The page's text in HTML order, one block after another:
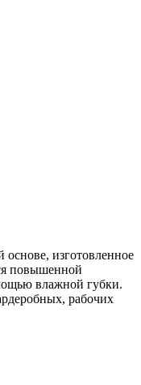
изготовленное
повышенной
влажной губки.
рабочих